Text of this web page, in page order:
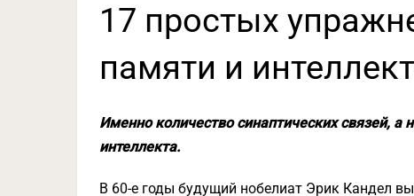
17 простых
памяти и
Именно количество синаптических связей,
интеллекта.
В 60-е годы будущий нобелиат Эрик Кандел